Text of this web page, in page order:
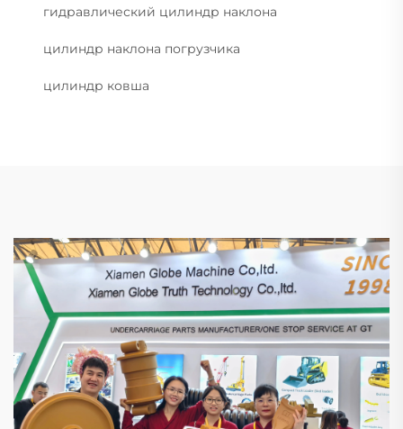
гидравлический цилиндр наклона
цилиндр наклона погрузчика
цилиндр ковша